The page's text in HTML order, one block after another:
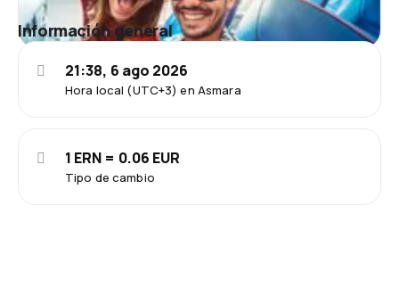
Información general
Hora local (UTC+3) en Asmara
21:38, 6 ago 2026
Tipo de cambio
1 ERN = 0.06 EUR